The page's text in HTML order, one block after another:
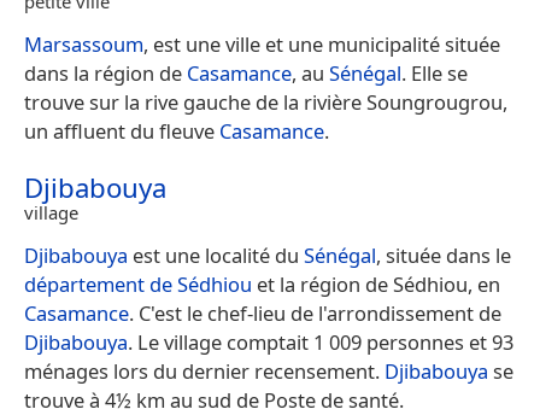
Marsassoum, est une ville et une municipalité située
dans la région de Casamance, au Sénégal. Elle se
trouve sur la rive gauche de la rivière Soungrougrou,
un affluent du fleuve Casamance.
Djibabouya
village
Djibabouya est une localité du Sénégal, située dans le
département de Sédhiou et la région de Sédhiou, en
Casamance. C'est le chef-lieu de l'arrondissement de
Djibabouya. Le village comptait 1 009 personnes et 93
ménages lors du dernier recensement. Djibabouya se
trouve à 4½ km au sud de Poste de santé.